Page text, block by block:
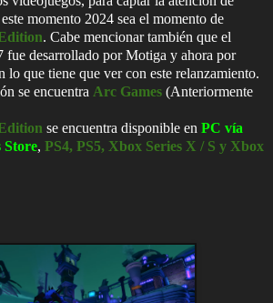
momento 2024 sea el momento de
. Cabe mencionar también que el
fue desarrollado por Motiga y ahora por
lo que tiene que ver con este relanzamiento.
se encuentra Arc Games (Anteriormente
se encuentra disponible en PC vía
Store, PS4, PS5, Xbox Series X / S y Xbox